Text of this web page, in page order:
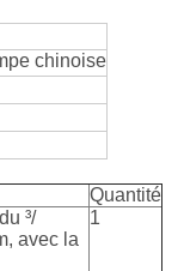
chinoise
Quantité
³/
avec la
1